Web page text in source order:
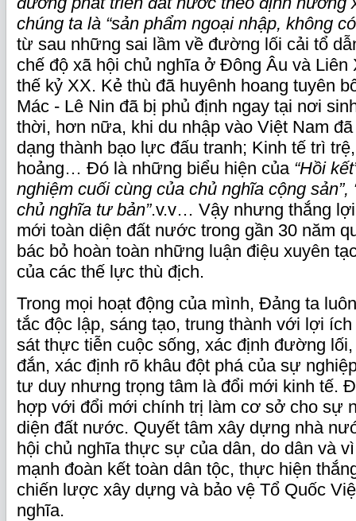
chúng ta là “sản phẩm ngoại nhập, không
từ sau những sai lầm về đường lối cải tổ
chế độ xã hội chủ nghĩa ở Đông Âu và Liên
thế kỷ XX. Kẻ thù đã huyênh hoang tuyên
Mác - Lê Nin đã bị phủ định ngay tại nơi
thời, hơn nữa, khi du nhập vào Việt Nam
dạng thành bạo lực đấu tranh; Kinh tế trì
hoảng… Đó là những biểu hiện của “Hồi
nghiệm cuối cùng của chủ nghĩa cộng sản”,
chủ nghĩa tư bản”.v.v… Vậy nhưng thắng
mới toàn diện đất nước trong gần 30 năm
bác bỏ hoàn toàn những luận điệu xuyên
của các thế lực thù địch.
Trong mọi hoạt động của mình, Đảng ta
tắc độc lập, sáng tạo, trung thành với lợi
sát thực tiễn cuộc sống, xác định đường
đắn, xác định rõ khâu đột phá của sự
tư duy nhưng trọng tâm là đổi mới kinh tế.
hợp với đổi mới chính trị làm cơ sở cho sự
diện đất nước. Quyết tâm xây dựng nhà
hội chủ nghĩa thực sự của dân, do dân và
mạnh đoàn kết toàn dân tộc, thực hiện
chiến lược xây dựng và bảo vệ Tổ Quốc
nghĩa.